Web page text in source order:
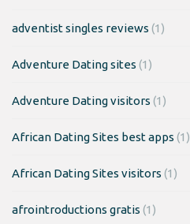
adventist singles reviews (1)
Adventure Dating sites (1)
Adventure Dating visitors (1)
African Dating Sites best apps (1)
African Dating Sites visitors (1)
afrointroductions gratis (1)